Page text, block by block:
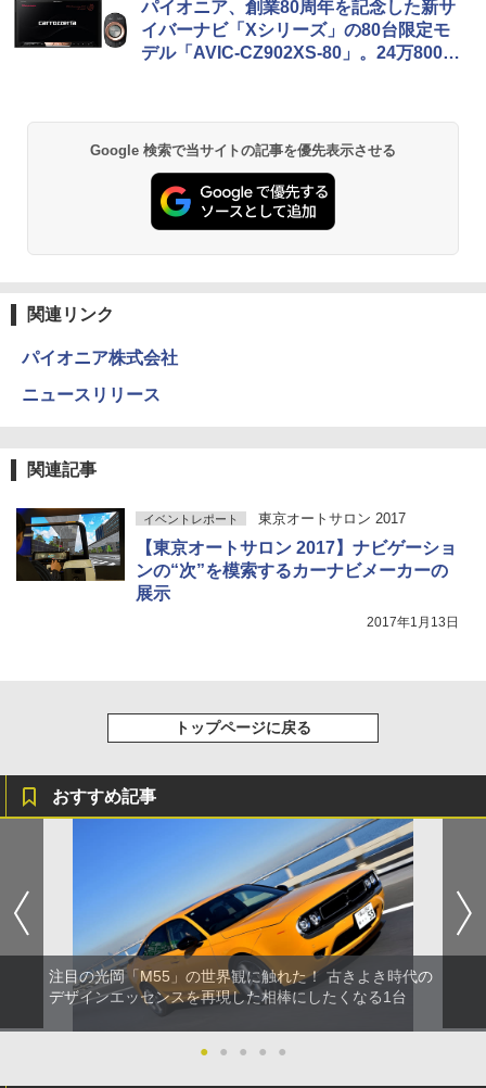
パイオニア、創業80周年を記念した新サ
イバーナビ「Xシリーズ」の80台限定モ
デル「AVIC-CZ902XS-80」。24万8000
Google 検索で当サイトの記事を優先表示させる
関連リンク
パイオニア株式会社
ニュースリリース
関連記事
イベントレポート 東京オートサロン 2017
【東京オートサロン 2017】ナビゲーショ
ンの“次”を模索するカーナビメーカーの
展示
2017年1月13日
トップページに戻る
おすすめ記事
注目の光岡「M55」の世界観に触れた！ 古きよき時代の
デザインエッセンスを再現した相棒にしたくなる1台
● ● ● ● ●